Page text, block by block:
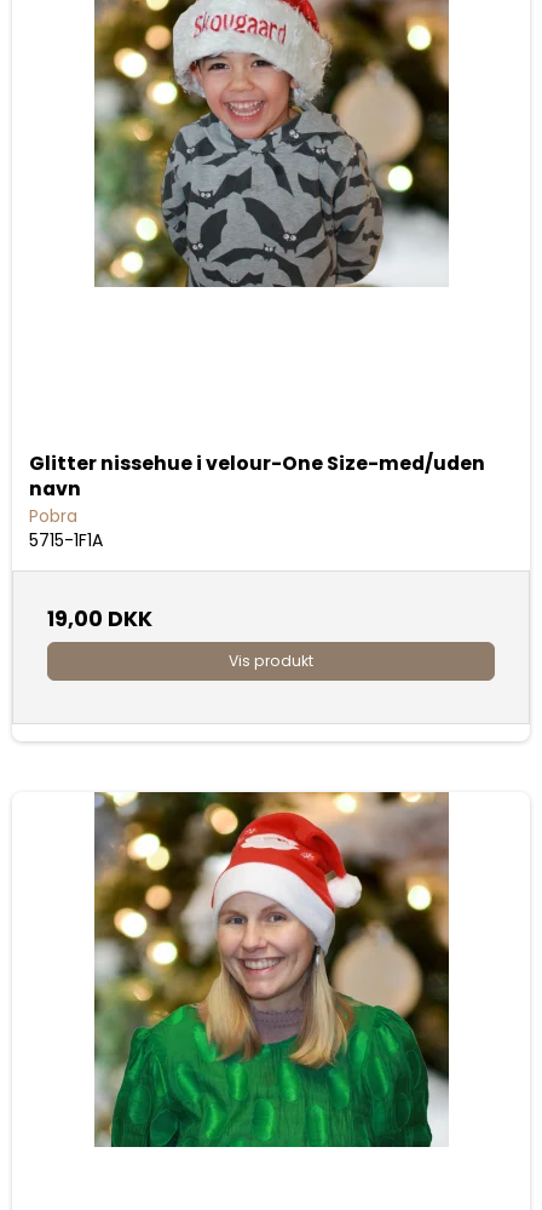
Glitter nissehue i velour-One Size-med/uden
navn
Pobra
5715-1F1A
19,00 DKK
Vis produkt